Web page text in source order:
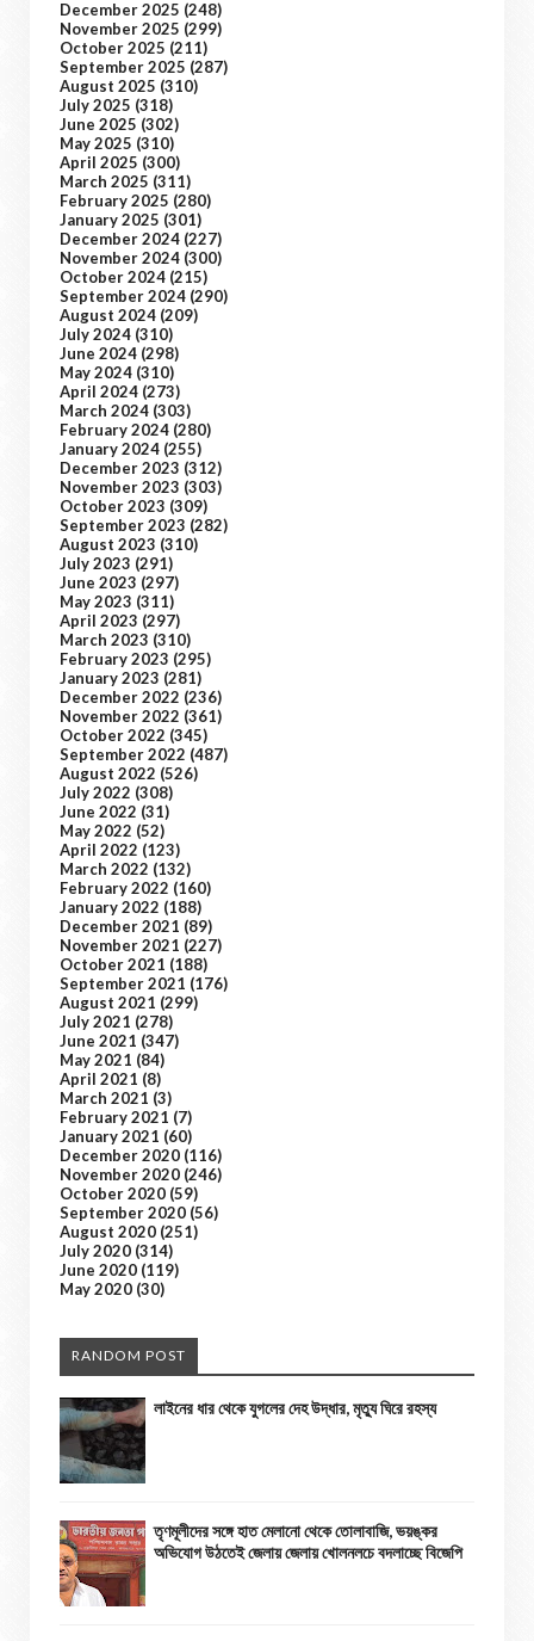
December 2025 (248)
November 2025 (299)
October 2025 (211)
September 2025 (287)
August 2025 (310)
July 2025 (318)
June 2025 (302)
May 2025 (310)
April 2025 (300)
March 2025 (311)
February 2025 (280)
January 2025 (301)
December 2024 (227)
November 2024 (300)
October 2024 (215)
September 2024 (290)
August 2024 (209)
July 2024 (310)
June 2024 (298)
May 2024 (310)
April 2024 (273)
March 2024 (303)
February 2024 (280)
January 2024 (255)
December 2023 (312)
November 2023 (303)
October 2023 (309)
September 2023 (282)
August 2023 (310)
July 2023 (291)
June 2023 (297)
May 2023 (311)
April 2023 (297)
March 2023 (310)
February 2023 (295)
January 2023 (281)
December 2022 (236)
November 2022 (361)
October 2022 (345)
September 2022 (487)
August 2022 (526)
July 2022 (308)
June 2022 (31)
May 2022 (52)
April 2022 (123)
March 2022 (132)
February 2022 (160)
January 2022 (188)
December 2021 (89)
November 2021 (227)
October 2021 (188)
September 2021 (176)
August 2021 (299)
July 2021 (278)
June 2021 (347)
May 2021 (84)
April 2021 (8)
March 2021 (3)
February 2021 (7)
January 2021 (60)
December 2020 (116)
November 2020 (246)
October 2020 (59)
September 2020 (56)
August 2020 (251)
July 2020 (314)
June 2020 (119)
May 2020 (30)
RANDOM POST
লাইনের ধার থেকে যুগলের দেহ উদ্ধার, মৃত্যু ঘিরে রহস্য
তৃণমূলীদের সঙ্গে হাত মেলানো থেকে তোলাবাজি, ভয়ঙ্কর
অভিযোগ উঠতেই জেলায় জেলায় খোলনলচে বদলাচ্ছে বিজেপি